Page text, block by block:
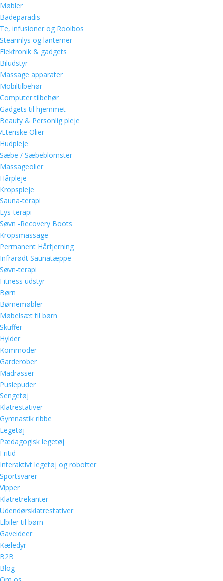
Møbler
Badeparadis
Te, infusioner og Rooibos
Stearinlys og lanterner
Elektronik & gadgets
Biludstyr
Massage apparater
Mobiltilbehør
Computer tilbehør
Gadgets til hjemmet
Beauty & Personlig pleje
Æteriske Olier
Hudpleje
Sæbe / Sæbeblomster
Massageolier
Hårpleje
Kropspleje
Sauna-terapi
Lys-terapi
Søvn -Recovery Boots
Kropsmassage
Permanent Hårfjerning
Infrarødt Saunatæppe
Søvn-terapi
Fitness udstyr
Børn
Børnemøbler
Møbelsæt til børn
Skuffer
Hylder
Kommoder
Garderober
Madrasser
Puslepuder
Sengetøj
Klatrestativer
Gymnastik ribbe
Legetøj
Pædagogisk legetøj
Fritid
Interaktivt legetøj og robotter
Sportsvarer
Vipper
Klatretrekanter
Udendørsklatrestativer
Elbiler til børn
Gaveideer
Kæledyr
B2B
Blog